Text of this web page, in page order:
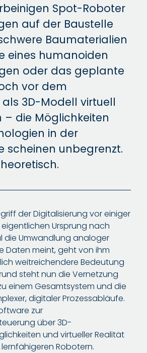
Spot-Roboter
auf der Baustelle
Baumaterialien
eines humanoiden
oder das geplante
vor dem
als 3D-Modell virtuell
– die Möglichkeiten
in der
scheinen unbegrenzt.
der Digitalisierung vor einiger
Ursprung nach
die Umwandlung analoger
Daten meint, geht von ihm
weitreichendere Bedeutung
steht nun die Vernetzung
einem Gesamtsystem und die
digitaler Prozessabläufe.
zur
über 3D-
und virtueller Realität
Robotern.